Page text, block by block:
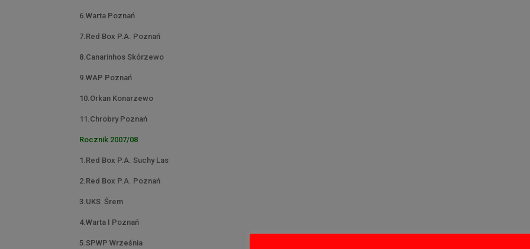
6.Warta Poznań
7.Red Box P.A. Poznań
8.Canarinhos Skórzewo
9.WAP Poznań
10.Orkan Konarzewo
11.Chrobry Poznań
Rocznik 2007/08
1.Red Box P.A. Suchy Las
2.Red Box P.A. Poznań
3.UKS Śrem
4.Warta I Poznań
5.SPWP Września